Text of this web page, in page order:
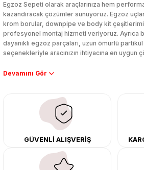
Egzoz Sepeti olarak araçlarınıza hem
kazandıracak çözümler sunuyoruz. Egzoz
krom borular, downpipe ve body kit
profesyonel montaj hizmeti veriyoruz. Ayrıca
dayanıklı egzoz parçaları, uzun ömürlü
seçenekleriyle aracınızın ihtiyacına en uygun
Performans artışı isteyen sürücüler için özel
çıkma orijinal ürünler ile yenileyebilir, body kit
tasarımını ve aerodinamisini üst seviyeye
Tüm ürünlerimiz orijinal, dayanıklı ve uzun
merkezimizde profesyonel montaj yapıyor,
kargo ile teslimat gerçekleştiriyoruz.
adres: Egzoz Sepeti.
GÜVENLİ ALIŞVERİŞ